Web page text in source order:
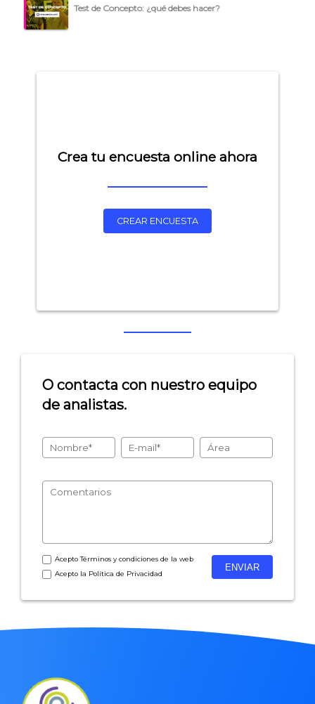
- Artículos destacados
- Consejos para tu encuesta
- Encuestas de NPS
- Encuestas de recursos humanos
- Inteligencia artificial
- Marketing y encuestas
Test de Concepto: ¿qué debes hacer?
Crea tu encuesta online ahora
CREAR ENCUESTA
O contacta con nuestro equipo
de analistas.
AceptoTérminos y condicionesde la web
Acepto la Política de Privacidad